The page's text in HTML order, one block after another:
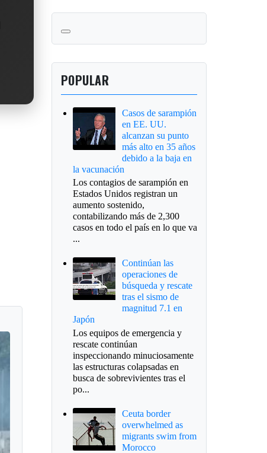
POPULAR
Casos de sarampión
en EE. UU.
alcanzan su punto
más alto en 35 años
debido a la baja en
la vacunación
Los contagios de sarampión en
Estados Unidos registran un
aumento sostenido,
contabilizando más de 2,300
casos en todo el país en lo que va
...
Continúan las
operaciones de
búsqueda y rescate
tras el sismo de
magnitud 7.1 en
Japón
Los equipos de emergencia y
rescate continúan
inspeccionando minuciosamente
las estructuras colapsadas en
busca de sobrevivientes tras el
po...
Ceuta border
overwhelmed as
migrants swim from
Morocco